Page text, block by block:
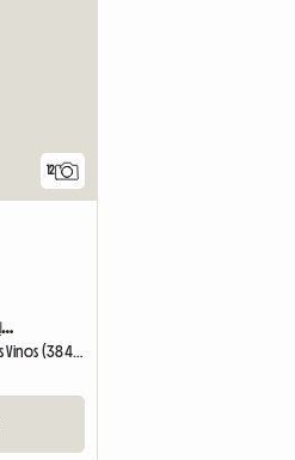
12
Ferienwohnung mit Balkon und Meerblick in Icod de los Vinos,